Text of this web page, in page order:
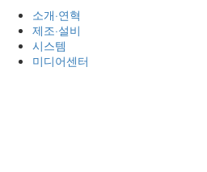
소개·연혁
제조·설비
시스템
미디어센터